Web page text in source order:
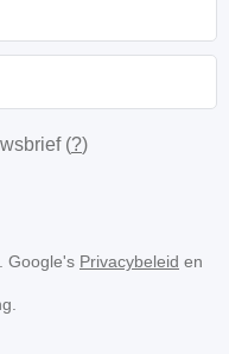
(?)
Google's Privacybeleid en